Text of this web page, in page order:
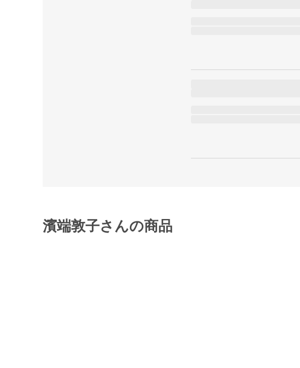
濱端敦子さんの商品